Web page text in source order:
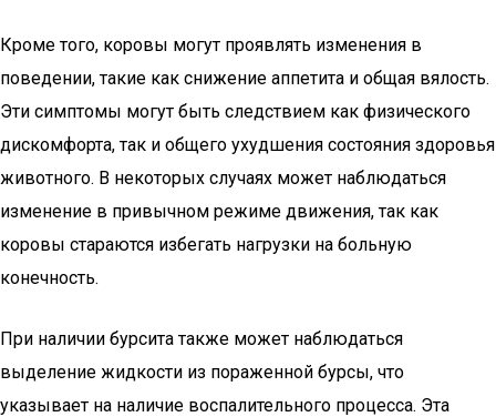
Кроме того, коровы могут проявлять изменения в
поведении, такие как снижение аппетита и общая вялость.
Эти симптомы могут быть следствием как физического
дискомфорта, так и общего ухудшения состояния здоровья
животного. В некоторых случаях может наблюдаться
изменение в привычном режиме движения, так как
коровы стараются избегать нагрузки на больную
конечность.
При наличии бурсита также может наблюдаться
выделение жидкости из пораженной бурсы, что
указывает на наличие воспалительного процесса. Эта